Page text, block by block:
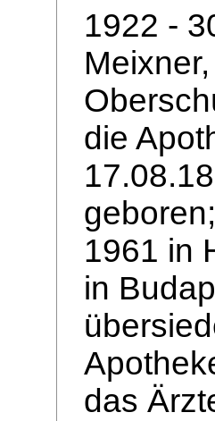
1922 -
die
1961 in
in
das